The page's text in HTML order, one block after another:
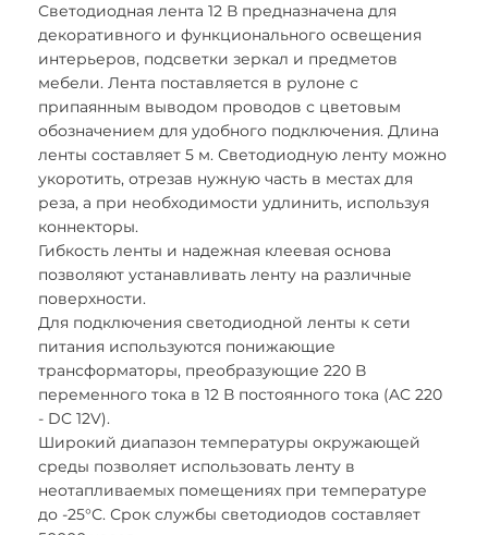
Светодиодная лента 12 В предназначена для
декоративного и функционального освещения
интерьеров, подсветки зеркал и предметов
мебели. Лента поставляется в рулоне с
припаянным выводом проводов с цветовым
обозначением для удобного подключения. Длина
ленты составляет 5 м. Светодиодную ленту можно
укоротить, отрезав нужную часть в местах для
реза, а при необходимости удлинить, используя
коннекторы.
Гибкость ленты и надежная клеевая основа
позволяют устанавливать ленту на различные
поверхности.
Для подключения светодиодной ленты к сети
питания используются понижающие
трансформаторы, преобразующие 220 В
переменного тока в 12 В постоянного тока (AC 220
- DC 12V).
Широкий диапазон температуры окружающей
среды позволяет использовать ленту в
неотапливаемых помещениях при температуре
до -25°С. Срок службы светодиодов составляет